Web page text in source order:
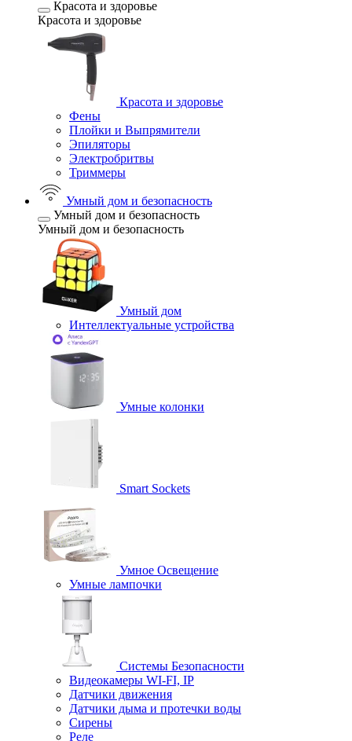
Красота и здоровье
Красота и здоровье
Красота и здоровье
Фены
Плойки и Выпрямители
Эпиляторы
Электробритвы
Триммеры
Умный дом и безопасность
Умный дом и безопасность
Умный дом и безопасность
Умный дом
Интеллектуальные устройства
Умные колонки
Smart Sockets
Умное Освещение
Умные лампочки
Системы Безопасности
Видеокамеры WI-FI, IP
Датчики движения
Датчики дыма и протечки воды
Сирены
Реле